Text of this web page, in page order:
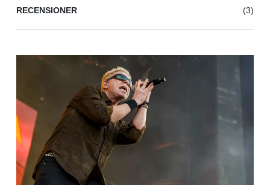
RECENSIONER (3)